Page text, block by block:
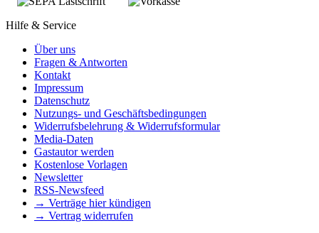
Hilfe & Service
Über uns
Fragen & Antworten
Kontakt
Impressum
Datenschutz
Nutzungs- und Geschäftsbedingungen
Widerrufsbelehrung & Widerrufsformular
Media-Daten
Gastautor werden
Kostenlose Vorlagen
Newsletter
RSS-Newsfeed
→ Verträge hier kündigen
→ Vertrag widerrufen